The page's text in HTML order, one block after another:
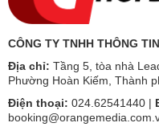
CÔNG TY TNHH THÔNG
Địa chỉ: Tầng 5, tòa nhà
Phường Hoàn Kiếm, Thành
Điện thoại: 024.62541440 |